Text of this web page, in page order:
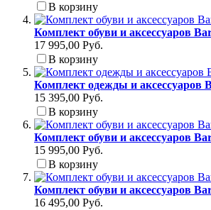
В корзину
Комплект обуви и аксессуаров
17 995,00 Руб.
В корзину
Комплект одежды и аксессуаров
15 395,00 Руб.
В корзину
Комплект обуви и аксессуаров
15 995,00 Руб.
В корзину
Комплект обуви и аксессуаров
16 495,00 Руб.